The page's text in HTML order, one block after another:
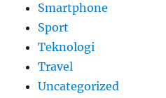
Smartphone
Sport
Teknologi
Travel
Uncategorized